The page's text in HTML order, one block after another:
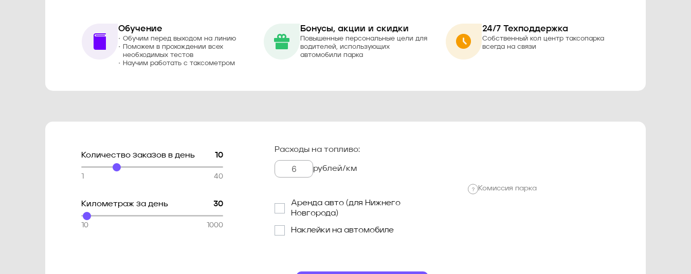
Обучение
Обучим перед выходом на линию
Поможем в прохождении всех
необходимых тестов
Научим работать с таксометром
Бонусы, акции и скидки
Повышенные персональные цели для
водителей, использующих
автомобили парка
24/7 Техподдержка
Собственный кол центр таксопарка
всегда на связи
Количество заказов в день 10
40
Километраж за день 30
10 1000
Расходы на топливо:
рублей/км
Аренда авто (для Нижнего
Новгорода)
Наклейки на автомобиле
Комиссия парка